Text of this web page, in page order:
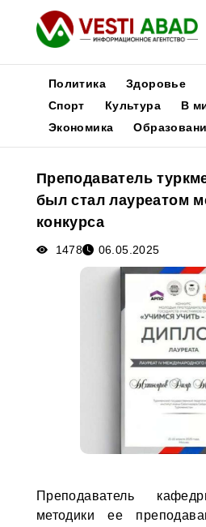
Новости
Медиа
Афиша
Политика Здоровье
Спорт
Культура В
Экономика
Преподаватель
был стал лауреатом
конкурса
1478 06.05.2025
Преподаватель
методики ее